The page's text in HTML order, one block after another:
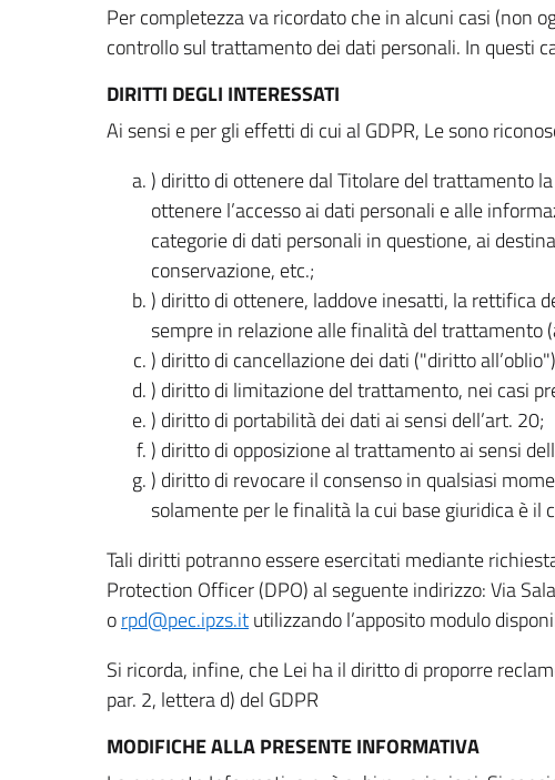
Per completezza va ricordato che in alcuni casi (non
controllo sul trattamento dei dati personali. In questi
DIRITTI DEGLI INTERESSATI
Ai sensi e per gli effetti di cui al GDPR, Le sono
) diritto di ottenere dal Titolare del trattamento
ottenere l’accesso ai dati personali e alle
categorie di dati personali in questione, ai
conservazione, etc.;
) diritto di ottenere, laddove inesatti, la rettifica
sempre in relazione alle finalità del trattamento
) diritto di cancellazione dei dati ("diritto
) diritto di limitazione del trattamento, nei casi
) diritto di portabilità dei dati ai sensi dell’art. 20;
) diritto di opposizione al trattamento ai sensi
) diritto di revocare il consenso in qualsiasi
solamente per le finalità la cui base giuridica è il
Tali diritti potranno essere esercitati mediante
Protection Officer (DPO) al seguente indirizzo: Via
orpd@pec.ipzs.itutilizzando l’apposito modulo
Si ricorda, infine, che Lei ha il diritto di proporre
par. 2, lettera d) del GDPR
MODIFICHE ALLA PRESENTE INFORMATIVA